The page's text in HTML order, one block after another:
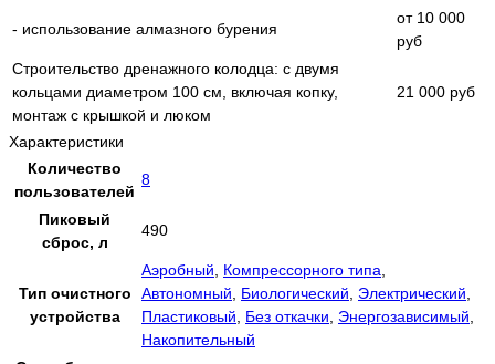
- использование алмазного бурения
от 10 000
руб
Строительство дренажного колодца: с двумя
кольцами диаметром 100 см, включая копку,
монтаж с крышкой и люком
21 000 руб
Характеристики
Количество
пользователей
8
Пиковый
сброс, л
490
Тип очистного
устройства
Аэробный Компрессорного типа
Автономный
Биологический Электрический
Пластиковый
Без откачки Энергозависимый
Накопительный